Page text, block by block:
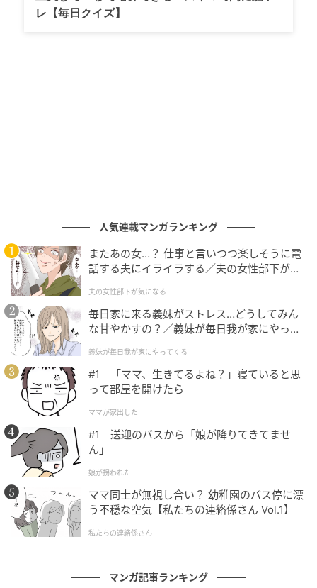
リーな服。肩幅どうなってんのよ？しかも以前、友達
ママ広場
「どうして！まだ着れるじゃない！」と言い出してく
るんです。いや、着れるとは？サイズは確かに合うか
もしれないけれど、私は着たくないよ？その意味わか
じゃん！」と言い返したところ・・・
レ【毎日クイズ】
人気連載マンガランキング
またあの女…？ 仕事と言いつつ楽しそうに電
話する夫にイライラする／夫の女性部下が気
夫の女性部下が気になる
毎日家に来る義妹がストレス…どうしてみん
な甘やかすの？／義妹が毎日我が家にやって
が】
義妹が毎日我が家にやってくる
#1 「ママ、生きてるよね？」寝ていると思
って部屋を開けたら
ママが家出した
#1 送迎のバスから「娘が降りてきてませ
ん」
娘が拐われた
ママ同士が無視し合い？ 幼稚園のバス停に漂
う不穏な空気【私たちの連絡係さん Vol.1】
私たちの連絡係さん
マンガ記事ランキング